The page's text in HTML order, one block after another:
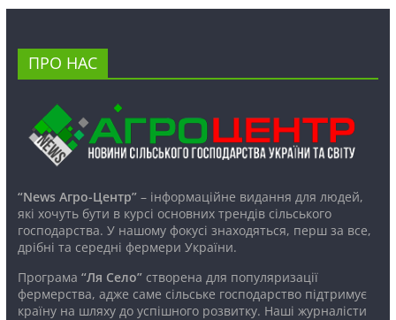
ПРО НАС
“News Агро-Центр”– інформаційне видання для людей,
які хочуть бути в курсі основних трендів сільського
господарства. У нашому фокусі знаходяться, перш за все,
дрібні та середні фермери України.
Програма “Ля Село”створена для популяризації
фермерства, адже саме сільське господарство підтримує
країну на шляху до успішного розвитку. Наші журналісти